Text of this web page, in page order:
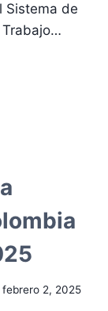
Sistema de
Trabajo…
febrero 2, 2025